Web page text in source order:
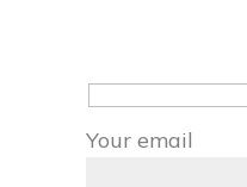
Your email